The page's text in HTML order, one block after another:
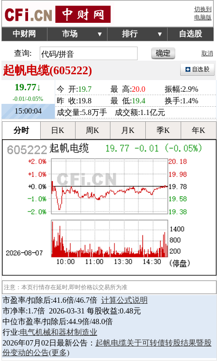
切换到
电脑版
中财网 市场 ▼ 排行 ▼ 自选股
查询: 取消
起帆电缆(605222)
19.77↓
-0.01/-0.05%
15:00:04
今 开:19.7 最 高:20.0
振幅:2.9%
昨 收:19.8
最 低:19.4
换手:1.4%
成交量:5.8万手 成交额:1.1亿元
分时 日K 周K 月K 季K 年K
注意：本页行情存在延时,即时价格以交易所为准
市盈率/扣除后:41.6倍/46.7倍 计算公式说明
市净率:1.7倍 2026-03-31 每股收益:0.48元
中位市盈率/扣除后:44.9倍/48.0倍
行业:电气机械和器材制造业
2026年07月02日最新公告： 起帆电缆关于可转债转股结果暨股
份变动的公告(更多)